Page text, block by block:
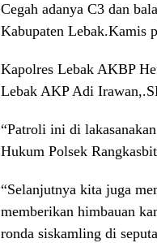
Cegah adanya C3 dan
Kabupaten Lebak.Kamis
Kapolres Lebak AKBP
Lebak AKP Adi
“Patroli ini di
Hukum Polsek
“Selanjutnya kita juga
memberikan himbauan
ronda siskamling di